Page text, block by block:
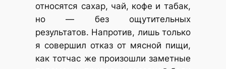
относятся сахар, чай, кофе и табак,
но — без ощутительных
результатов. Напротив, лишь только
я совершил отказ от мясной пищи,
как тотчас же произошли заметные